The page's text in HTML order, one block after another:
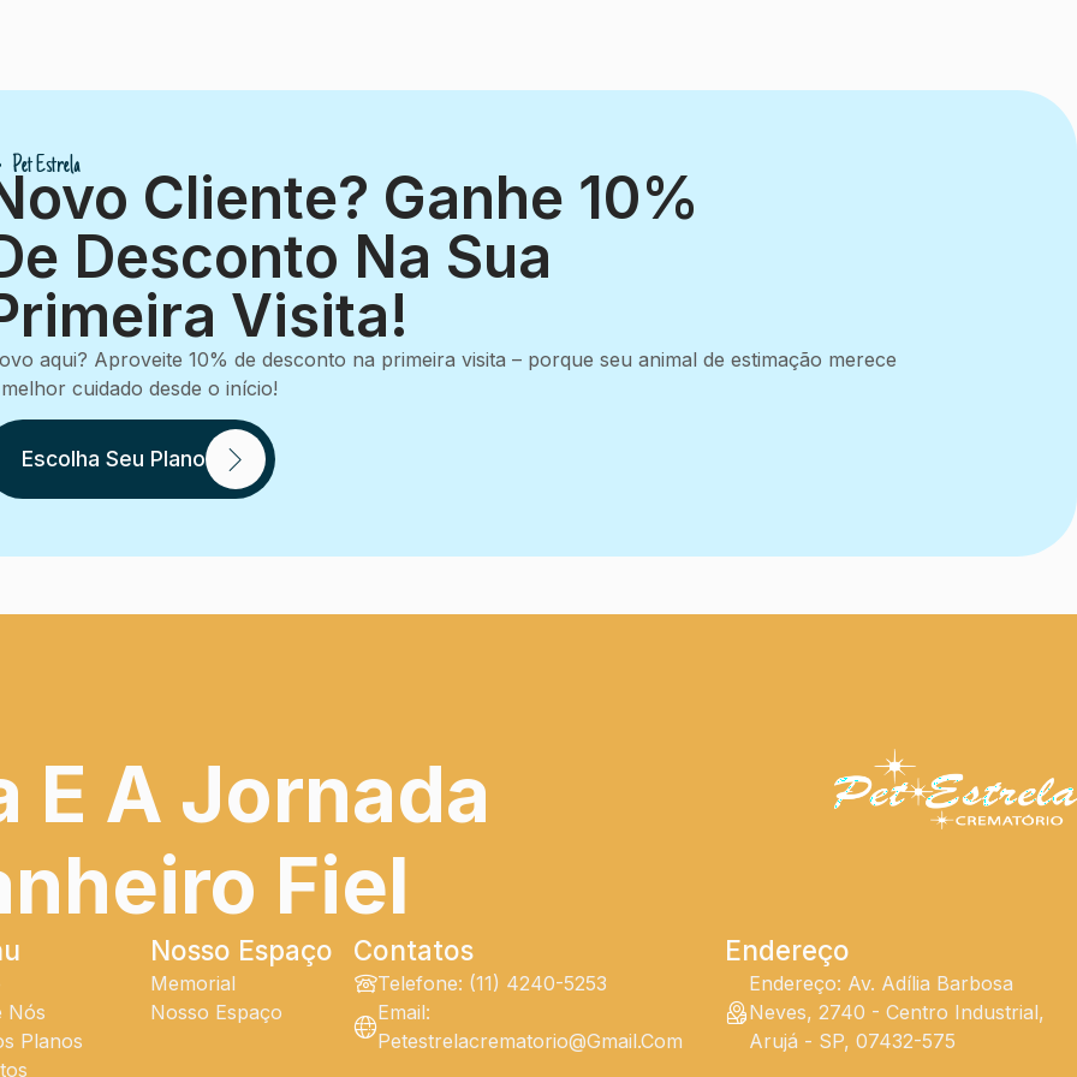
Pet Estrela
Cliente? Ganhe 10%
Desconto Na Sua
Visita!
aqui? Aproveite 10% de desconto na primeira visita – porque seu animal de estimação merece
cuidado desde o início!
Escolha Seu Plano
E A Jornada
Fiel
Nós
Planos
Nosso Espaço
Memorial
Nosso Espaço
Contatos
Telefone: (11) 4240-5253
Email:
Petestrelacrematorio@gmail.com
Endereço
Endereço: Av. Adília Barbosa
Neves, 2740 - Centro Industrial,
Arujá - SP, 07432-575